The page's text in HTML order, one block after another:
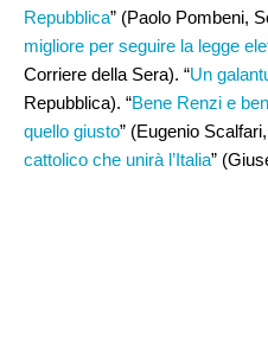
Repubblica” (Paolo Pombeni,
migliore per seguire la legge
Corriere della Sera). “Un
Repubblica). “Bene Renzi e
quello giusto” (Eugenio
cattolico che unirà l’Italia”